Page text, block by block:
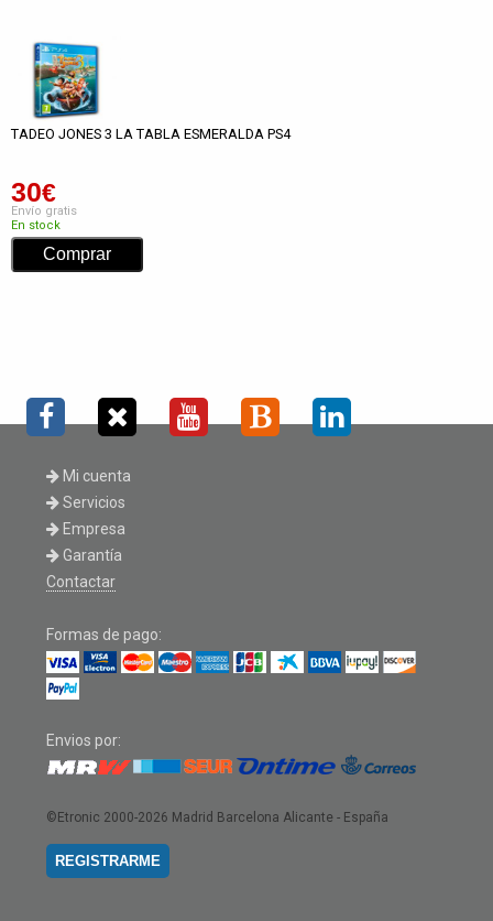
TADEO JONES 3 LA TABLA ESMERALDA PS4
30€
Envío gratis
En stock
Mi cuenta
Servicios
Empresa
Garantía
Contactar
Formas de pago:
Envios por:
©Etronic 2000-2026 Madrid Barcelona Alicante - España
REGISTRARME